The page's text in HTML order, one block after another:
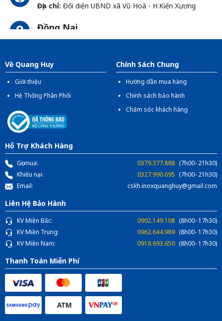
Địa chỉ: Đối diện UBND xã Vũ Hoà - H.Kiến Xương
Đồng Nai
Địa chỉ:1066- QL 51 Tổ 3 - Ấp Đồng - Phước Tân -
Về Quang Huy
Giới thiệu
Hệ Thống Phân Phối
Chính Sách Chung
Hướng dẫn mua hàng
Chính sách bảo hành
Chăm sóc khách hàng
Hỗ Trợ Khách Hàng
Gọi mua: 0379.377.888 (7h00- 21h30)
Khiếu nại:
0327.990.695 (7h00- 21h30)
Email:
cskh.inoxquanghuy@gmail.com
Liên Hệ Bảo Hành
KV Miền Bắc: 0902.149.108 (8h00- 17h30)
KV Miền Trung:
0962.644.989 (8h00- 17h30)
KV Miền Nam:
0918.693.650 (8h00- 17h30)
Thanh Toán Miễn Phí